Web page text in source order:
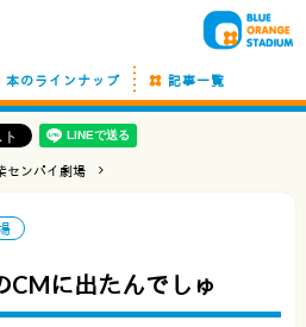
本のラインナップ 記事一覧
センパイ劇場
CMに出たんでしゅ